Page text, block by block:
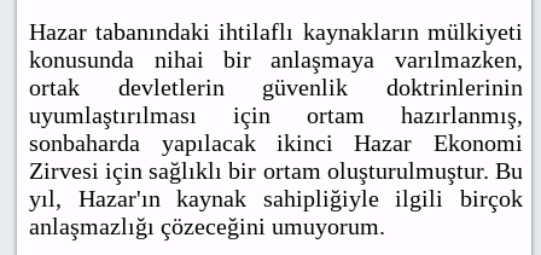
Hazar tabanındaki ihtilaflı kaynakların mülkiyeti
konusunda nihai bir anlaşmaya varılmazken,
ortak devletlerin güvenlik doktrinlerinin
uyumlaştırılması için ortam hazırlanmış,
sonbaharda yapılacak ikinci Hazar Ekonomi
Zirvesi için sağlıklı bir ortam oluşturulmuştur. Bu
yıl, Hazar'ın kaynak sahipliğiyle ilgili birçok
anlaşmazlığı çözeceğini umuyorum.